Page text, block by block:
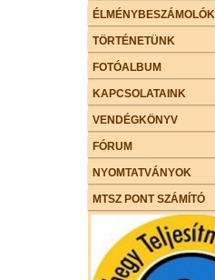
ÉLMÉNYBESZÁMOLÓK
TÖRTÉNETÜNK
FOTÓALBUM
KAPCSOLATAINK
VENDÉGKÖNYV
FÓRUM
NYOMTATVÁNYOK
MTSZ PONT SZÁMÍTÓ